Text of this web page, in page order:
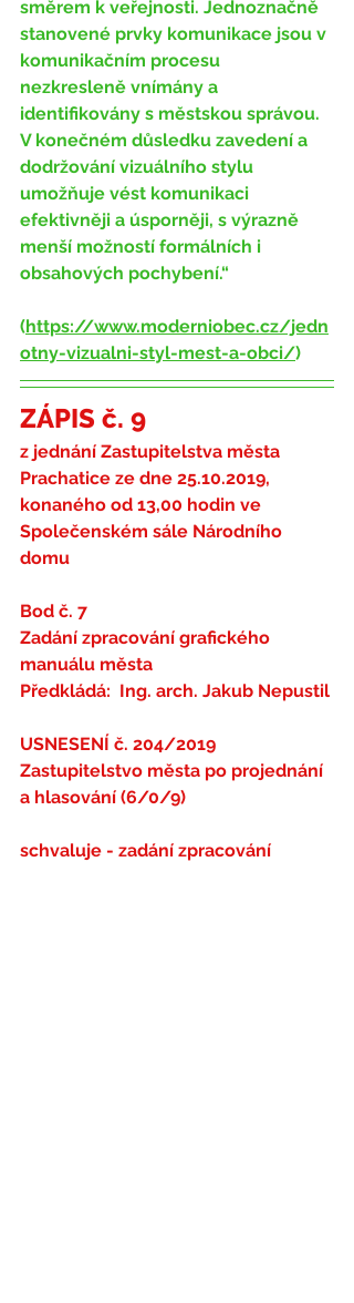
směrem k veřejnosti. Jednoznačně
stanovené prvky komunikace jsou v
komunikačním procesu
nezkresleně vnímány a
identifikovány s městskou správou.
V konečném důsledku zavedení a
dodržování vizuálního stylu
umožňuje vést komunikaci
efektivněji a úsporněji, s výrazně
menší možností formálních i
obsahových pochybení.“
(https://www.moderniobec.cz/jedn
otny-vizualni-styl-mest-a-obci/)
ZÁPIS č. 9
z jednání Zastupitelstva města
Prachatice ze dne 25.10.2019,
konaného od 13,00 hodin ve
Společenském sále Národního
domu
Bod č. 7
Zadání zpracování grafického
manuálu města
Předkládá:  Ing. arch. Jakub Nepustil
USNESENÍ č. 204/2019
Zastupitelstvo města po projednání
a hlasování (6/0/9)
schvaluje - zadání zpracování